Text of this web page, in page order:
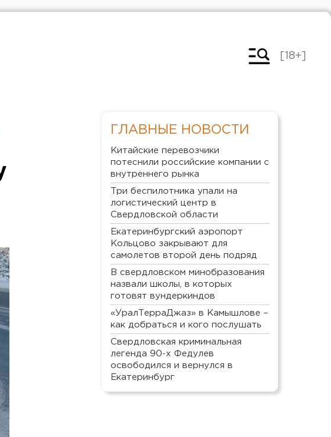
[18+]
ГЛАВНЫЕ НОВОСТИ
Китайские перевозчики
потеснили российские компании с
внутреннего рынка
Три беспилотника упали на
логистический центр в
Свердловской области
Екатеринбургский аэропорт
Кольцово закрывают для
самолетов второй день подряд
В свердловском минобразования
назвали школы, в которых
готовят вундеркиндов
«УралТерраДжаз» в Камышлове –
как добраться и кого послушать
Свердловская криминальная
легенда 90-х Федулев
освободился и вернулся в
Екатеринбург